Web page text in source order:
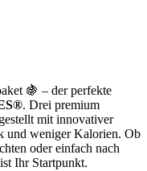
🍇 – der perfekte
. Drei premium
mit innovativer
und weniger Kalorien. Ob
oder einfach nach
Ihr Startpunkt.